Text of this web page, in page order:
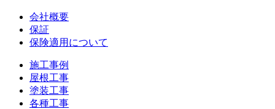
会社概要
保証
保険適用について
施工事例
屋根工事
塗装工事
各種工事